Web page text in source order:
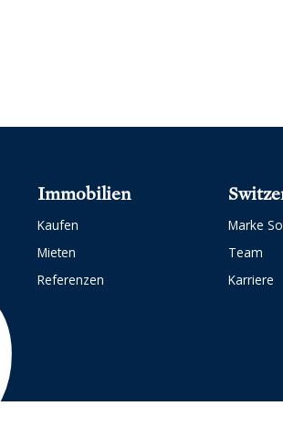
Immobilien
Kaufen
Mieten
Referenzen
Marke
Team
Karriere